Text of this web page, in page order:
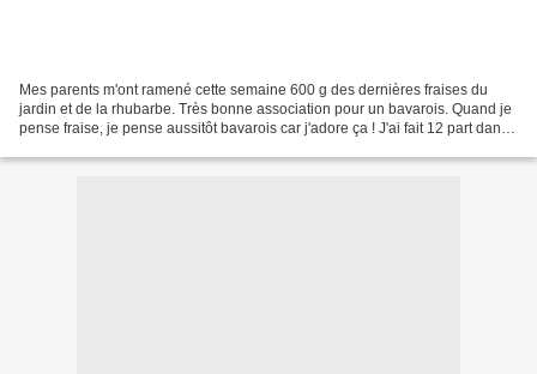
Mes parents m'ont ramené cette semaine 600 g des dernières fraises du
jardin et de la rhubarbe. Très bonne association pour un bavarois. Quand je
pense fraise, je pense aussitôt bavarois car j'adore ça ! J'ai fait 12 part dans